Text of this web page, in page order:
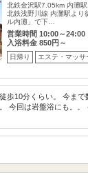
北鉄金沢駅7.05km 内灘
北鉄浅野川線 内灘駅より
ル内灘」で下…
営業時間 10:00～24:00
入浴料金 850円～
日帰り エステ・マッサ
歩10分くらい。 今ま
今回は岩盤浴にも。